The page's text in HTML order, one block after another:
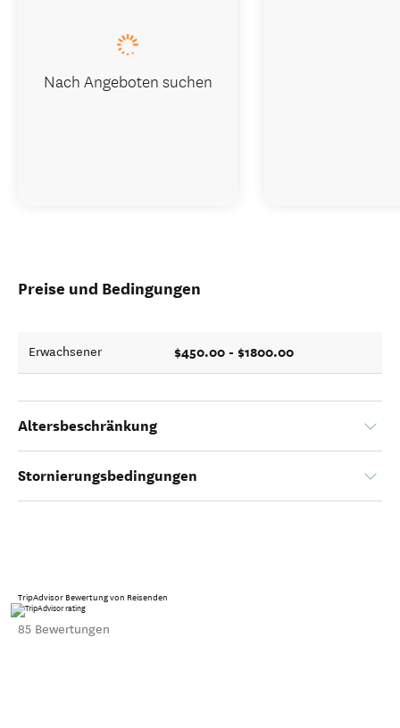
Preise und Bedingungen
Erwachsener $450.00 - $1800.00
Altersbeschränkung
Stornierungsbedingungen
TripAdvisor Bewertung von Reisenden
85 Bewertungen
Nach Angeboten suchen